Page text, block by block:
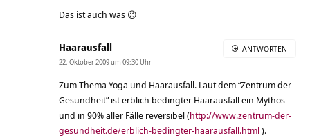
Das ist auch was 😉
Haarausfall
22. Oktober 2009 um 09:30 Uhr
Zum Thema Yoga und Haarausfall. Laut dem “Zentrum der
Gesundheit” ist erblich bedingter Haarausfall ein Mythos
und in 90% aller Fälle reversibel (http://www.zentrum-der-
gesundheit.de/erblich-bedingter-haarausfall.html).
ANTWORTEN